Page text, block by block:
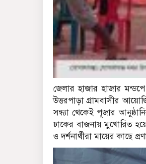
জেলার হাজার হাজার
উত্তরপাড়া গ্রামবাসীর
সন্ধ্যা থেকেই পূজার
ঢাকের বাজনায় মুখোরিত হয়ে
ও দর্শনার্থীরা মায়ের কাছে